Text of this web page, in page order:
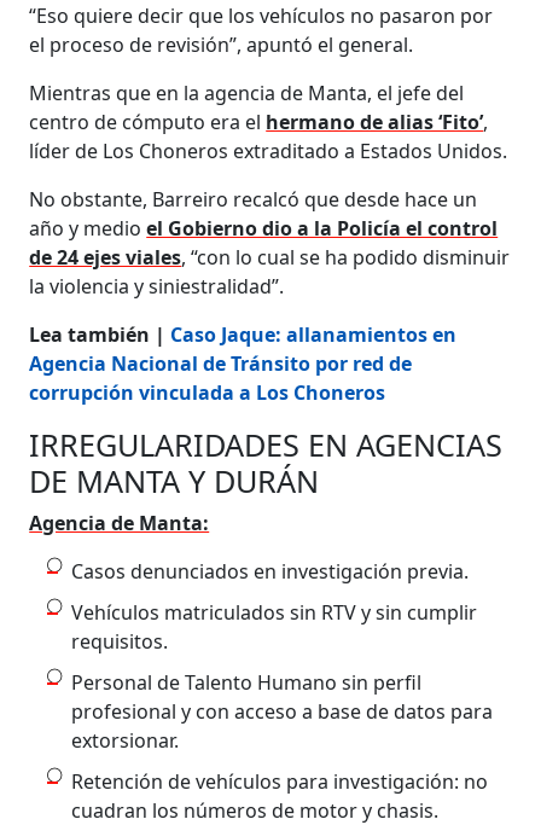
“Eso quiere decir que los vehículos no pasaron por
el proceso de revisión”, apuntó el general.
Mientras que en la agencia de Manta, el jefe del
centro de cómputo era el hermano de alias ‘Fito’,
líder de Los Choneros extraditado a Estados Unidos.
No obstante, Barreiro recalcó que desde hace un
año y medioel Gobierno dio a la Policía el control
de 24 ejes viales, “con lo cual se ha podido disminuir
la violencia y siniestralidad”.
Lea también | Caso Jaque: allanamientos en
Agencia Nacional de Tránsito por red de
corrupción vinculada a Los Choneros
IRREGULARIDADES EN AGENCIAS
DE MANTA Y DURÁN
Agencia de Manta:
Casos denunciados en investigación previa.
Vehículos matriculados sin RTV y sin cumplir
requisitos.
Personal de Talento Humano sin perfil
profesional y con acceso a base de datos para
extorsionar.
Retención de vehículos para investigación: no
cuadran los números de motor y chasis.